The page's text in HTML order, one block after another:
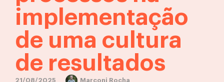
implementação
de uma cultura
de resultados
21/08/2025 Marconi Rocha